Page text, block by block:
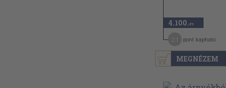
MEGNÉZEM
4.100 ,-Ft
pont kapható